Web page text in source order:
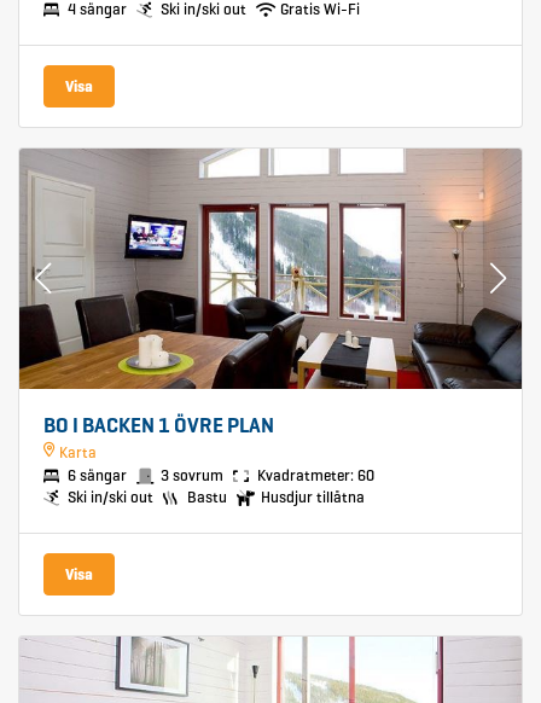
4 sängar Ski in/ski out Gratis Wi-Fi
Visa
BO I BACKEN 1 ÖVRE PLAN
Karta
6 sängar 3 sovrum
Kvadratmeter: 60
Ski in/ski out
Bastu Husdjur tillåtna
Visa